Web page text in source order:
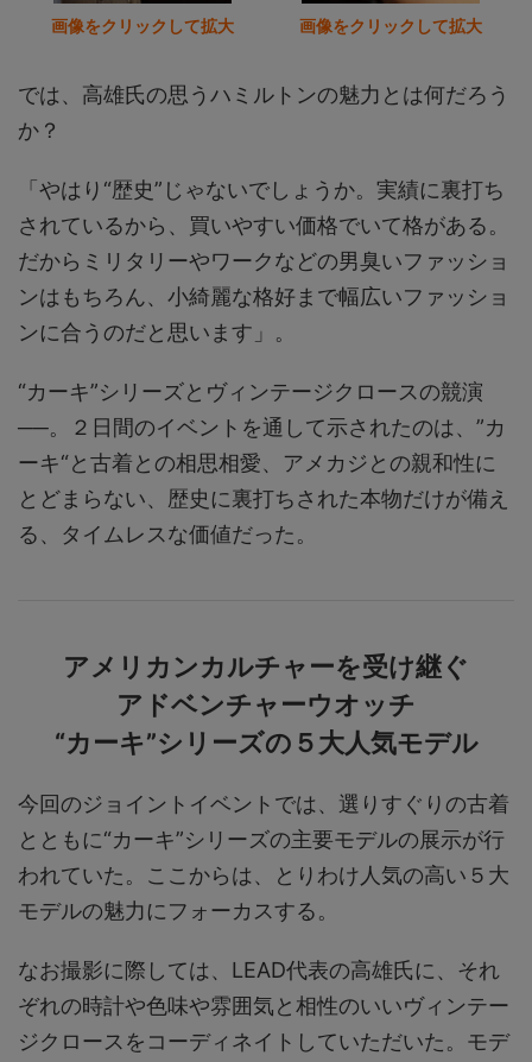
画像をクリックして拡大 画像をクリックして拡大
では、高雄氏の思うハミルトンの魅力とは何だろう
か？
「やはり“歴史”じゃないでしょうか。実績に裏打ち
されているから、買いやすい価格でいて格がある。
だからミリタリーやワークなどの男臭いファッショ
ンはもちろん、小綺麗な格好まで幅広いファッショ
ンに合うのだと思います」。
“カーキ”シリーズとヴィンテージクロースの競演
──。２日間のイベントを通して示されたのは、”カ
ーキ“と古着との相思相愛、アメカジとの親和性に
とどまらない、歴史に裏打ちされた本物だけが備え
る、タイムレスな価値だった。
アメリカンカルチャーを受け継ぐ
アドベンチャーウオッチ
“カーキ”シリーズの５大人気モデル
今回のジョイントイベントでは、選りすぐりの古着
とともに“カーキ”シリーズの主要モデルの展示が行
われていた。ここからは、とりわけ人気の高い５大
モデルの魅力にフォーカスする。
なお撮影に際しては、LEAD代表の高雄氏に、それ
ぞれの時計や色味や雰囲気と相性のいいヴィンテー
ジクロースをコーディネイトしていただいた。モデ